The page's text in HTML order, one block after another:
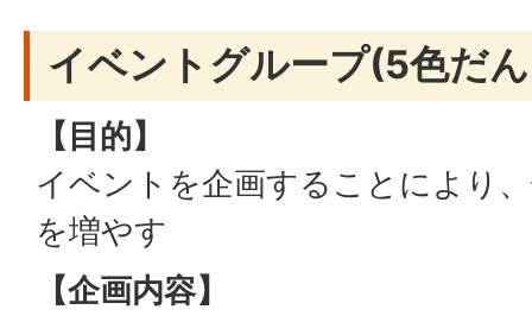
イベントグループ(5色だ
【目的】
イベントを企画することにより
を増やす
【企画内容】